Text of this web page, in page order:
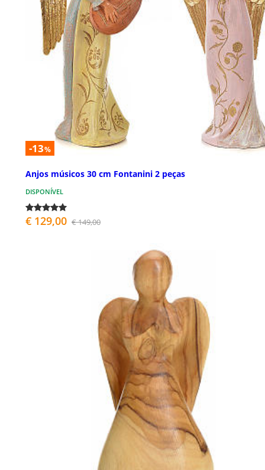
-13%
Anjos músicos 30 cm Fontanini 2 peças
DISPONÍVEL
€ 129,00 € 149,00